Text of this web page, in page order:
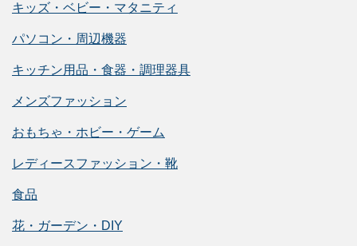
キッズ・ベビー・マタニティ
パソコン・周辺機器
キッチン用品・食器・調理器具
メンズファッション
おもちゃ・ホビー・ゲーム
レディースファッション・靴
食品
花・ガーデン・DIY